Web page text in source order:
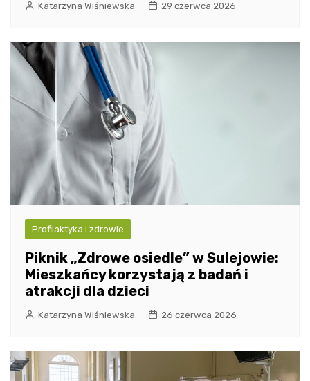
Katarzyna Wiśniewska 29 czerwca 2026
Profilaktyka i zdrowie
Piknik „Zdrowe osiedle” w Sulejowie:
Mieszkańcy korzystają z badań i
atrakcji dla dzieci
Katarzyna Wiśniewska 26 czerwca 2026